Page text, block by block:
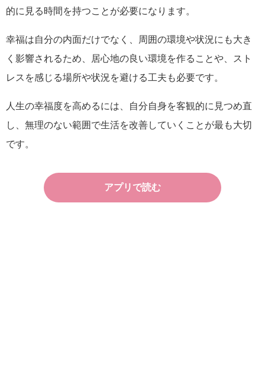
的に見る時間を持つことが必要になります。
幸福は自分の内面だけでなく、周囲の環境や状況にも大き
く影響されるため、居心地の良い環境を作ることや、スト
レスを感じる場所や状況を避ける工夫も必要です。
人生の幸福度を高めるには、自分自身を客観的に見つめ直
し、無理のない範囲で生活を改善していくことが最も大切
です。
アプリで読む